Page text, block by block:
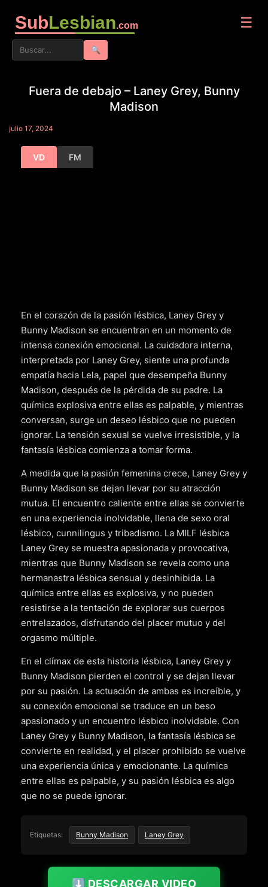
SubLesbian.com ☰
🔍
Fuera de debajo – Laney Grey, Bunny
Madison
julio 17, 2024
VD FM
En el corazón de la pasión lésbica, Laney Grey y
Bunny Madison se encuentran en un momento de
intensa conexión emocional. La cuidadora interna,
interpretada por Laney Grey, siente una profunda
empatía hacia Lela, papel que desempeña Bunny
Madison, después de la pérdida de su padre. La
química explosiva entre ellas es palpable, y mientras
conversan, surge un deseo lésbico que no pueden
ignorar. La tensión sexual se vuelve irresistible, y la
fantasía lésbica comienza a tomar forma.
A medida que la pasión femenina crece, Laney Grey y
Bunny Madison se dejan llevar por su atracción
mutua. El encuentro caliente entre ellas se convierte
en una experiencia inolvidable, llena de sexo oral
lésbico, cunnilingus y tribadismo. La MILF lésbica
Laney Grey se muestra apasionada y provocativa,
mientras que Bunny Madison se revela como una
hermanastra lésbica sensual y desinhibida. La
química entre ellas es explosiva, y no pueden
resistirse a la tentación de explorar sus cuerpos
entrelazados, disfrutando del placer mutuo y del
orgasmo múltiple.
En el clímax de esta historia lésbica, Laney Grey y
Bunny Madison pierden el control y se dejan llevar
por su pasión. La actuación de ambas es increíble, y
su conexión emocional se traduce en un beso
apasionado y un encuentro lésbico inolvidable. Con
Laney Grey y Bunny Madison, la fantasía lésbica se
convierte en realidad, y el placer prohibido se vuelve
una experiencia única y emocionante. La química
entre ellas es palpable, y su pasión lésbica es algo
que no se puede ignorar.
Etiquetas: Bunny Madison Laney Grey
⬇️ DESCARGAR VIDEO